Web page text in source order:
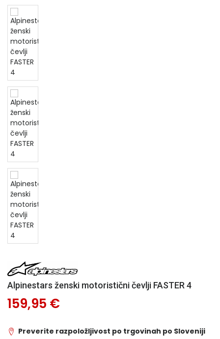
Alpinestars ženski motoristični čevlji FASTER 4
159,95 €
Preverite razpoložljivost po trgovinah po Sloveniji